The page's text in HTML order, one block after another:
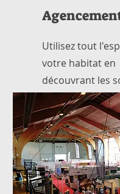
Utilisez tout
votre habitat en
découvrant les
d'agencements
tendance